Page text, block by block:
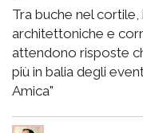
Tra buche nel
architettoniche e
attendono risposte
più in balia degli
Amica"